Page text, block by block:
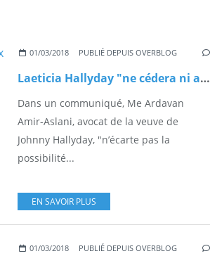
01/03/2018 PUBLIÉ DEPUIS OVERBLOG
Laeticia Hallyday "ne cédera ni aux manœuvres d’intimidation ni aux attaques"
Dans un communiqué, Me Ardavan
Amir-Aslani, avocat de la veuve de
Johnny Hallyday, "n’écarte pas la
possibilité...
EN SAVOIR PLUS
01/03/2018 PUBLIÉ DEPUIS OVERBLOG